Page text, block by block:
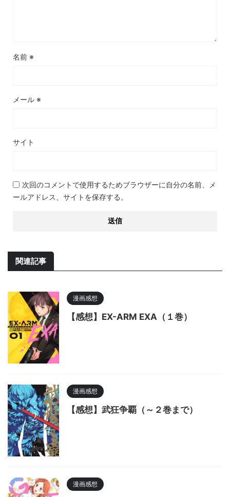
名前 ※
メール ※
サイト
次回のコメントで使用するためブラウザーに自分の名前、メ
ールアドレス、サイトを保存する。
関連記事
漫画感想
【感想】EX-ARM EXA（１巻）
漫画感想
【感想】武狂争覇（～２巻まで）
漫画感想